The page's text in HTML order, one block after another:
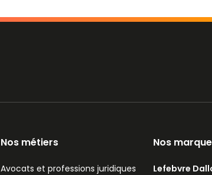
Nos métiers
Avocats et professions juridiques
Nos
Lefebvre